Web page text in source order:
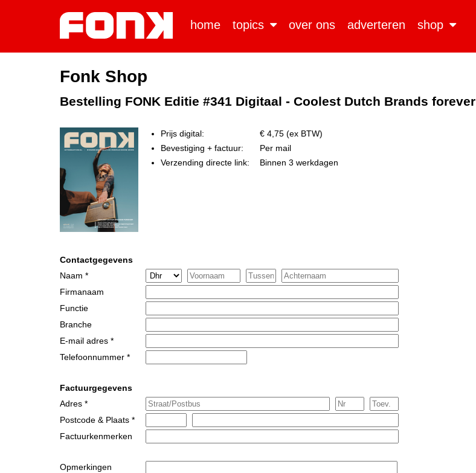
home topics over ons adverteren shop
Fonk Shop
Bestelling FONK Editie #341 Digitaal - Coolest Dutch Brands forever
Prijs digital:
€ 4,75 (ex BTW)
Bevestiging + factuur:
Per mail
Verzending directe link:
Binnen 3 werkdagen
Contactgegevens
Naam *
Firmanaam
Functie
Branche
E-mail adres *
Telefoonnummer *
Factuurgegevens
Adres *
Postcode & Plaats *
Factuurkenmerken
Opmerkingen